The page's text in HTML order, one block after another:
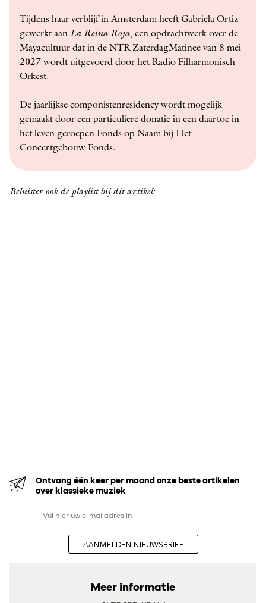
Tijdens haar verblijf in Amsterdam heeft Gabriela Ortiz
gewerkt aan La Reina Roja, een opdrachtwerk over de
Mayacultuur dat in de NTR ZaterdagMatinee van 8 mei
2027 wordt uitgevoerd door het Radio Filharmonisch
Orkest.
De jaarlijkse ­componistenresidency wordt mogelijk
gemaakt door een particuliere donatie in een daartoe in
het leven geroepen Fonds op Naam bij Het
Concertgebouw Fonds.
Beluister ook de playlist bij dit artikel:
Ontvang één keer per maand onze beste artikelen
over klassieke muziek
AANMELDEN NIEUWSBRIEF
Meer informatie